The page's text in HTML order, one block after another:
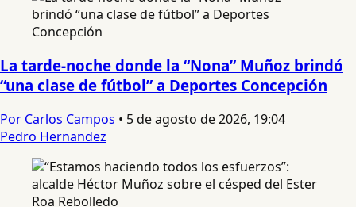
La tarde-noche donde la “Nona” Muñoz brindó
“una clase de fútbol” a Deportes Concepción
Por Carlos Campos • 5 de agosto de 2026, 19:04
Pedro Hernandez